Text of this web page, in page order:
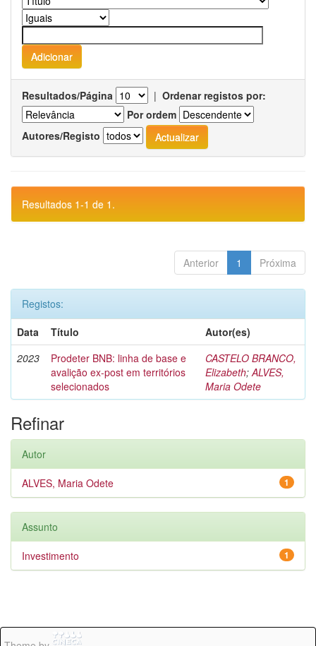
Resultados/Página | Ordenar registos por:
Por ordem
Autores/Registo
Resultados 1-1 de 1.
Anterior 1 Próxima
Registos:
Data
Título
Autor(es)
2023
Prodeter BNB: linha de base e
avalição ex-post em territórios
selecionados
CASTELO BRANCO,
Elizabeth;ALVES,
Maria Odete
Refinar
Autor
1
ALVES, Maria Odete
Assunto
1
Investimento